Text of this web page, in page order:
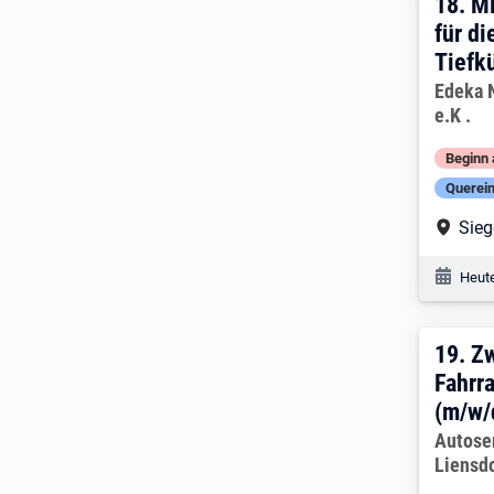
18.
für
Edeka
e.K .
Beginn
19.
19.
(m/